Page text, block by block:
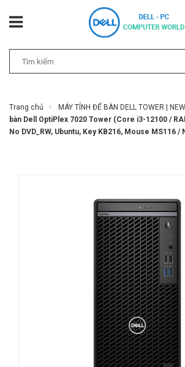
Trang chủ MÁY TÍNH ĐỂ BÀN DELL TOWER | NEW
bàn Dell OptiPlex 7020 Tower (Core i3-12100 /
No DVD_RW, Ubuntu, Key KB216, Mouse MS116 /